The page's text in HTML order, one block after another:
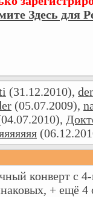
Здесь для
(31.12.2010),
(05.07.2009),
конверт с
+ ещё 4